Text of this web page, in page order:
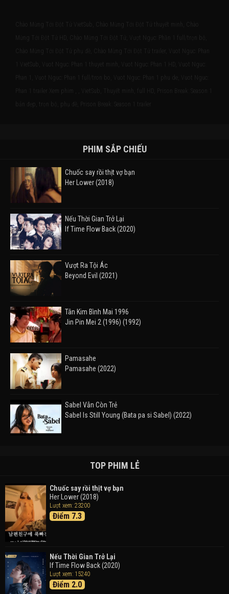
Chào Mừng Tới Đột Tử VietSub, Chào Mừng Tới Đột Tử thuyết minh, Chào
Mừng Tới Đột Tử HD, Chào Mừng Tới Đột Tử, Vượt Ngục: Phần 1 full/trọn bộ,
Chào Mừng Tới Đột Tử phụ đề, Chào Mừng Tới Đột Tử trailer, Vuot Nguc: Phan
1 VietSub, Vuot Nguc: Phan 1 thuyet minh, Vuot Nguc: Phan 1 HD, Vuot Nguc:
Phan 1, Vuot Nguc: Phan 1 full/tron bo, Vuot Nguc: Phan 1 phu de, Vuot Nguc:
Phan 1 trailer Xem phim , , VietSub, Thuyết minh, full HD, Prison Break: Season 1
bản đẹp, trọn bộ, phụ đề, Prison Break: Season 1 trailer
PHIM SẮP CHIẾU
Chuốc say rồi thịt vợ bạn
Her Lower (2018)
Nếu Thời Gian Trở Lại
If Time Flow Back (2020)
Vượt Ra Tội Ác
Beyond Evil (2021)
Tân Kim Bình Mai 1996
Jin Pin Mei 2 (1996) (1992)
Pamasahe
Pamasahe (2022)
Sabel Vẫn Còn Trẻ
Sabel Is Still Young (Bata pa si Sabel) (2022)
Takas (2024)
Thám Tử Lừng Danh Conan 26: Tàu Ngầm Sắt Màu
Đen
Detective Conan: Black Iron Submarine (2023)
Trong Tranh
Doraemon the Movie: Nobita's Art World Tales (2025)
Tháng Ngày Tươi Đẹp
TOP PHIM LẺ
Chuốc say rồi thịt vợ bạn
Her Lower (2018)
Lượt xem: 23200
Điểm 7.3
Nếu Thời Gian Trở Lại
If Time Flow Back (2020)
Lượt xem: 15240
Điểm 2.0